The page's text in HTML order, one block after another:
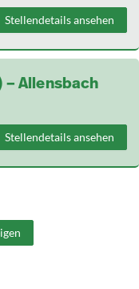
Stellendetails ansehen
Allensbach
Stellendetails ansehen